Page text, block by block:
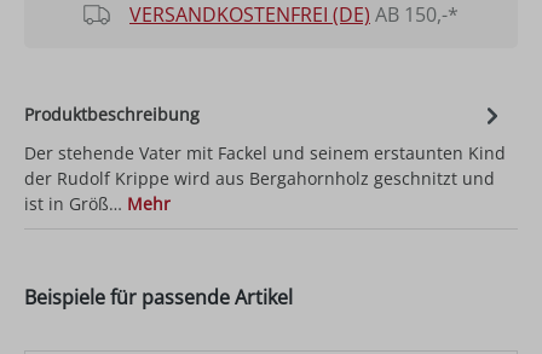
VERSANDKOSTENFREI (DE) AB 150,-*
Produktbeschreibung
Der stehende Vater mit Fackel und seinem erstaunten Kind
der Rudolf Krippe wird aus Bergahornholz geschnitzt und
ist in Größ… Mehr
Beispiele für passende Artikel